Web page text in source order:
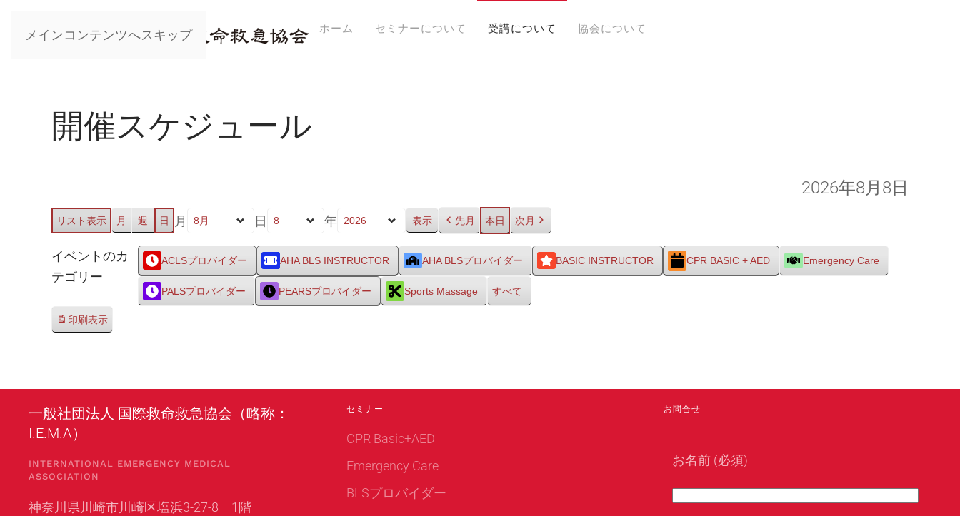
メインコンテンツへスキップ ホーム セミナーについて 受講について 協会について
開催スケジュール
2026年8月8日
リスト表示 月 週 日 月 日 年 先月 本日 次月
イベントのカ
テゴリー
ACLSプロバイダー AHA BLS INSTRUCTOR AHA BLSプロバイダー BASIC INSTRUCTOR CPR BASIC + AED Emergency Care
PALSプロバイダー PEARSプロバイダー Sports Massage すべて
印刷表示
一般社団法人 国際救命救急協会（略称：
I.E.M.A）
INTERNATIONAL EMERGENCY MEDICAL
ASSOCIATION
神奈川県川崎市川崎区塩浜3-27-8 1階
セミナー
CPR Basic+AED
Emergency Care
BLSプロバイダー
お問合せ
お名前 (必須)